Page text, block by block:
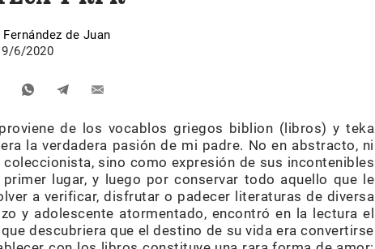
de Juan
9/6/2020
de los vocablos griegos biblion (libros) y teka
la verdadera pasión de mi padre. No en abstracto, ni
sino como expresión de sus incontenibles
lugar, y luego por conservar todo aquello que le
a verificar, disfrutar o padecer literaturas de diversa
y adolescente atormentado, encontró en la lectura el
descubriera que el destino de su vida era convertirse